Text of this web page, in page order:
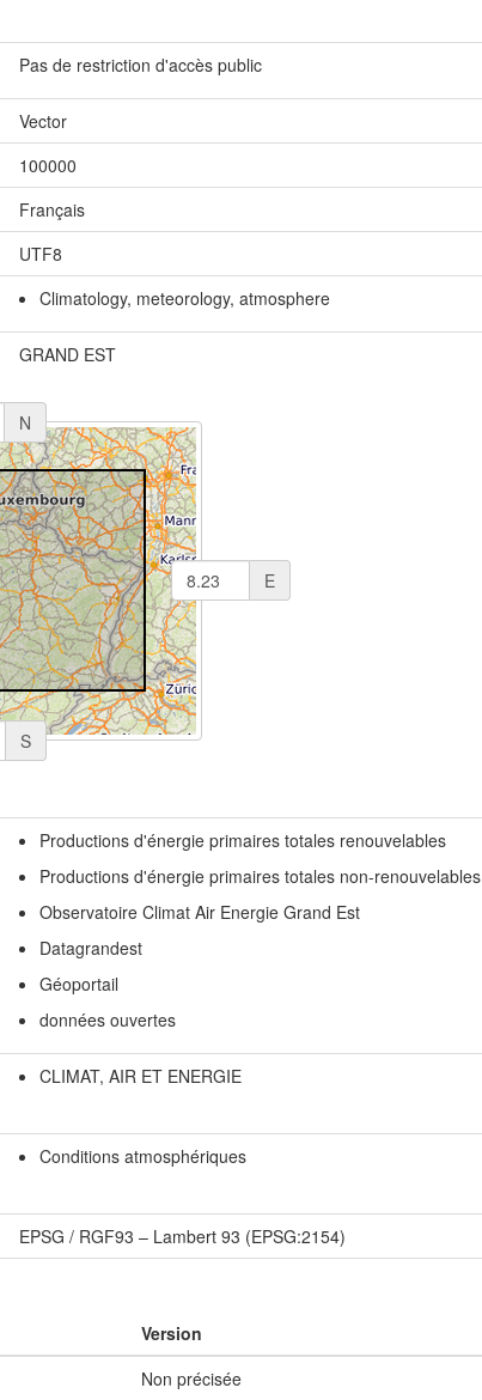
Pas de restriction d'accès public
Vector
100000
Français
UTF8
Climatology, meteorology, atmosphere
GRAND EST
N
S
E
Productions d'énergie primaires totales renouvelables
Productions d'énergie primaires totales non-renouvelables
Observatoire Climat Air Energie Grand Est
Datagrandest
Géoportail
données ouvertes
CLIMAT, AIR ET ENERGIE
Conditions atmosphériques
EPSG / RGF93 – Lambert 93 (EPSG:2154)
Version
Non précisée